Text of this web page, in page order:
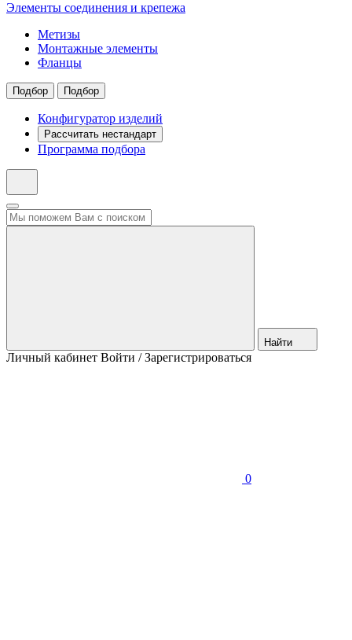
Элементы соединения и крепежа
Метизы
Монтажные элементы
Фланцы
Подбор Подбор
Конфигуратор изделий
Рассчитать нестандарт
Программа подбора
Найти
Личный кабинет Войти / Зарегистрироваться
0